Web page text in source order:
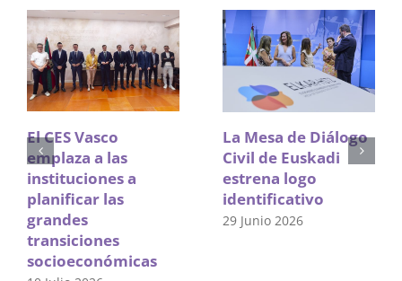
El CES Vasco
emplaza a las
instituciones a
planificar las
grandes
transiciones
socioeconómicas
La Mesa de Diálogo
Civil de Euskadi
estrena logo
identificativo
29 Junio 2026